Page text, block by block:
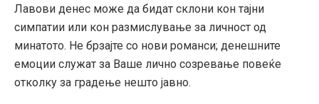
Лавови денес може да бидат склони кон тајни
симпатии или кон размислување за личност од
минатото. Не брзајте со нови романси; денешните
емоции служат за Ваше лично созревање повеќе
отколку за градење нешто јавно.